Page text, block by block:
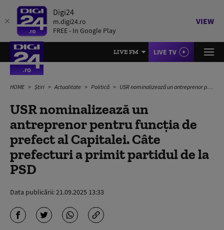
Digi24
m.digi24.ro
FREE - In Google Play
VIEW
LIVE FM LIVE TV
HOME Știri Actualitate Politică USR nominalizează un antreprenor pentru funcția de prefect al Capitalei. Câte prefecturi a primit partidul de la PSD
USR nominalizează un
antreprenor pentru funcția de
prefect al Capitalei. Câte
prefecturi a primit partidul de la
PSD
Data publicării:21.09.2025 13:33